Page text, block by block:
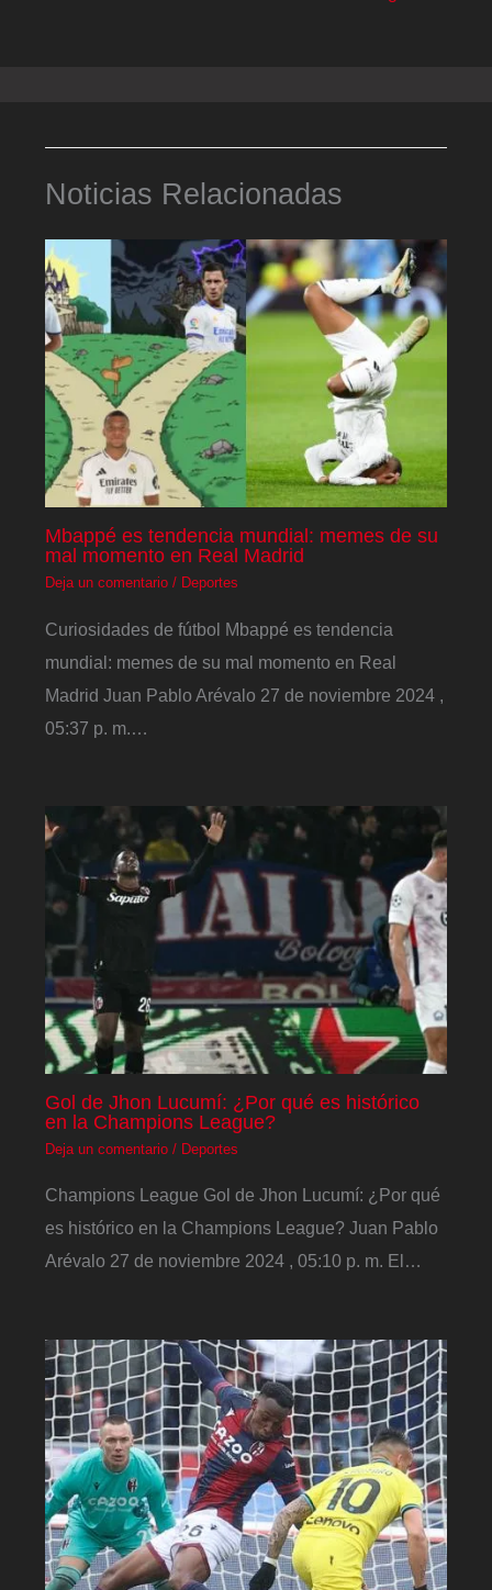
Noticias Relacionadas
Mbappé es tendencia mundial: memes de su
mal momento en Real Madrid
Deja un comentario / Deportes
Curiosidades de fútbol Mbappé es tendencia
mundial: memes de su mal momento en Real
Madrid Juan Pablo Arévalo 27 de noviembre 2024 ,
05:37 p. m.…
Gol de Jhon Lucumí: ¿Por qué es histórico
en la Champions League?
Deja un comentario / Deportes
Champions League Gol de Jhon Lucumí: ¿Por qué
es histórico en la Champions League? Juan Pablo
Arévalo 27 de noviembre 2024 , 05:10 p. m. El…